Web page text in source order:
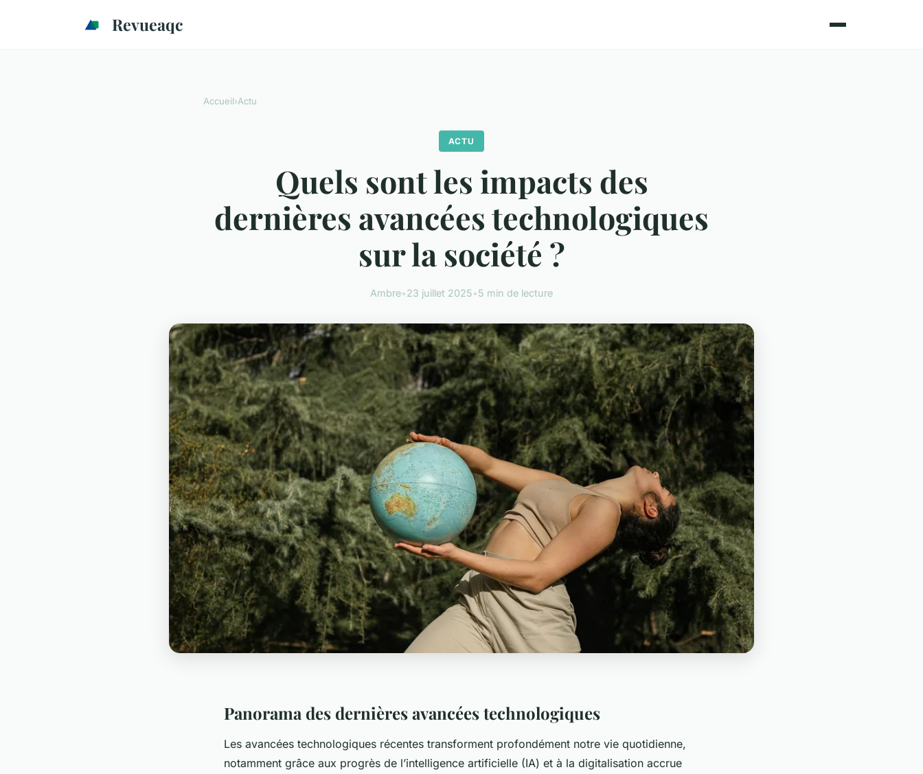
Revueaqc
Accueil›Actu
ACTU
Quels sont les impacts des
dernières avancées technologiques
sur la société ?
Ambre•23 juillet 2025•5 min de lecture
Panorama des dernières avancées technologiques
Les avancées technologiques récentes transforment profondément notre vie quotidienne,
notamment grâce aux progrès de l’intelligence artificielle (IA) et à la digitalisation accrue